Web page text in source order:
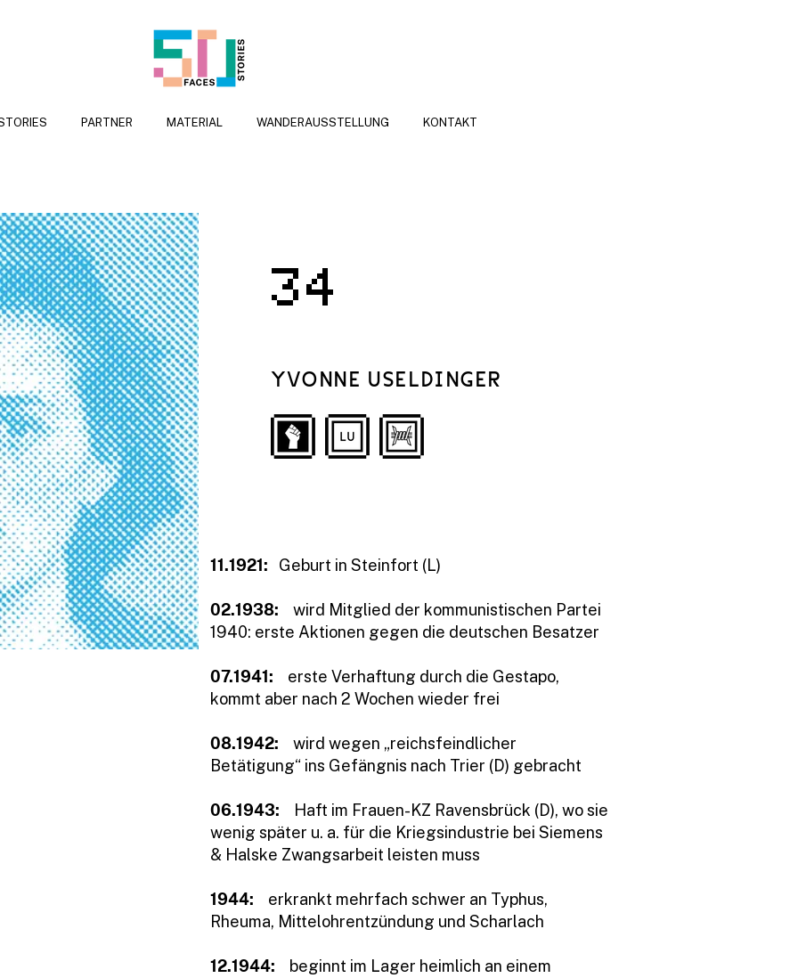
PARTNER MATERIAL WANDERAUSSTELLUNG KONTAKT
34
YVONNE USELDINGER
11.1921: Geburt in Steinfort (L)
02.1938: wird Mitglied der kommunistischen Partei
1940: erste Aktionen gegen die deutschen Besatzer
07.1941: erste Verhaftung durch die Gestapo,
kommt aber nach 2 Wochen wieder frei
08.1942: wird wegen „reichsfeindlicher
Betätigung“ ins Gefängnis nach Trier (D) gebracht
06.1943:
Haft im Frauen-KZ Ravensbrück (D), wo sie
wenig später u. a. für die Kriegsindustrie bei Siemens
& Halske Zwangsarbeit leisten muss
1944: erkrankt mehrfach schwer an Typhus,
Rheuma, Mittelohrentzündung und Scharlach
12.1944: beginnt im Lager heimlich an einem